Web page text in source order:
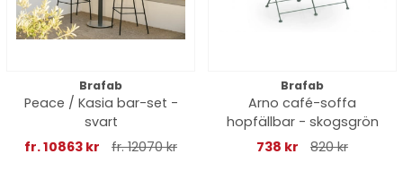
Brafab
Peace / Kasia bar-set -
svart
fr. 10863 kr
fr. 12070 kr
Brafab
Arno café-soffa
hopfällbar - skogsgrön
738 kr
820 kr